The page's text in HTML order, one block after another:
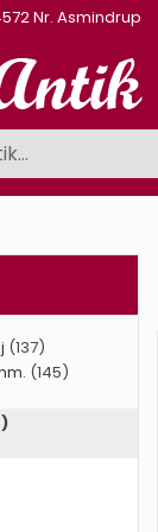
Nr. Asmindrup
(137)
(145)